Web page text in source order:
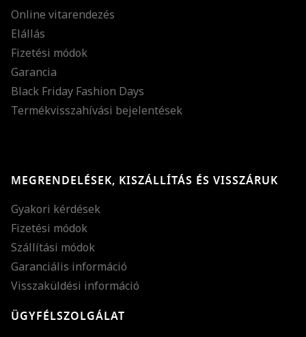
Online vitarendezés
Elállás
Fizetési módok
Garancia
Black Friday Fashion Days
Termékvisszahívási bejelentések
MEGRENDELÉSEK, KISZÁLLÍTÁS ÉS VISSZÁRUK
Gyakori kérdések
Fizetési módok
Szállítási módok
Garanciális információ
Visszaküldési információ
ÜGYFÉLSZOLGÁLAT